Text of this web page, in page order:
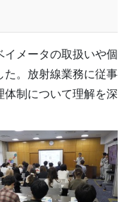
メータの取扱いや個
た。放射線業務に従事
制について理解を深